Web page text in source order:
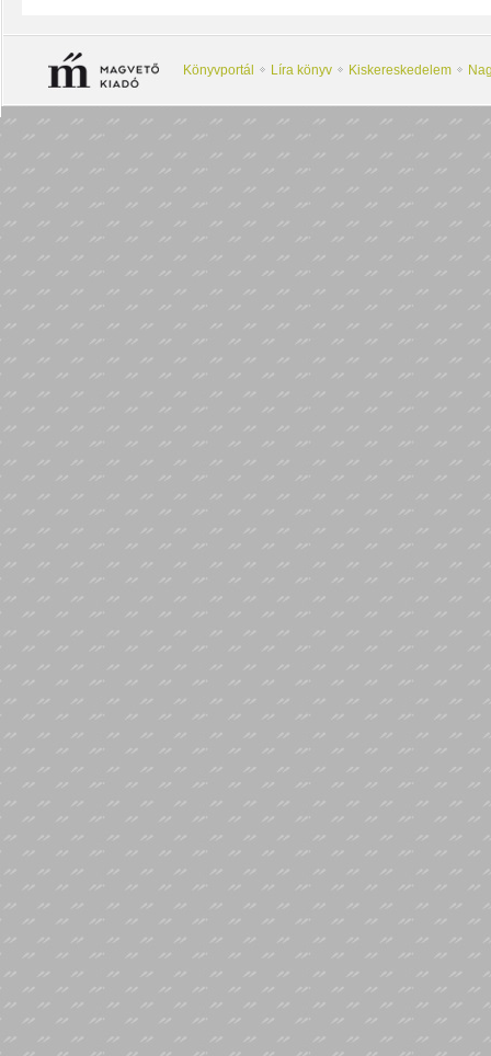
Könyvportál Líra könyv Kiskereskedelem